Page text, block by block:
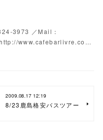
3973 ／Mail：
www.cafebarlivre.co…
2009.08.17 12:19
8/23鹿島格安バスツアー